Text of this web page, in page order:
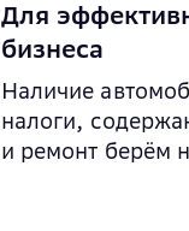
Для
бизнеса
Наличие
налоги,
и ремонт берём